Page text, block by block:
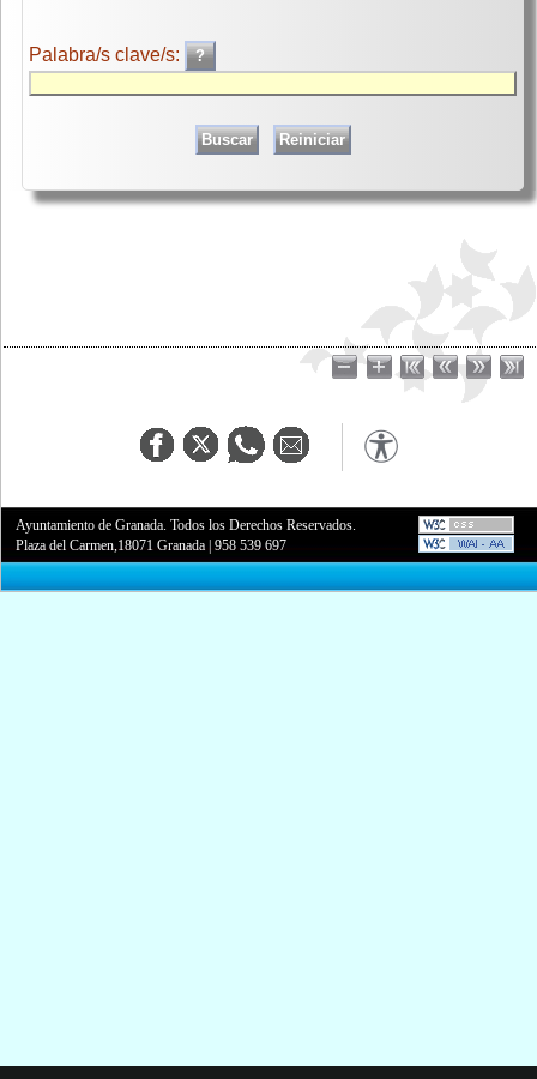
Palabra/s clave/s:
Ayuntamiento de Granada. Todos los Derechos Reservados.
Plaza del Carmen,18071 Granada |958 539 697